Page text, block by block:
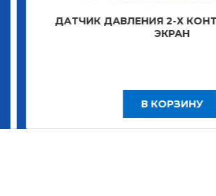
ДАТЧИК ДАВЛЕНИЯ 2-Х
ЭКРАН
В КОРЗИНУ